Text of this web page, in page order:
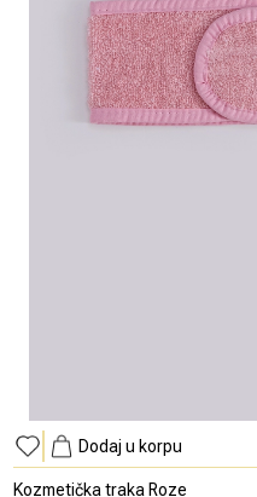
Dodaj u korpu
Kozmetička traka Roze